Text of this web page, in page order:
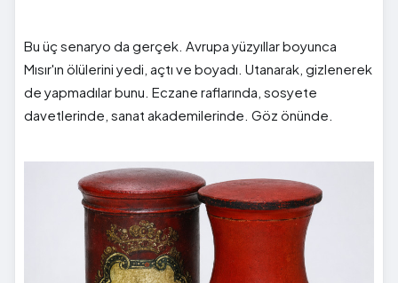
Bu üç senaryo da gerçek. Avrupa yüzyıllar boyunca
Mısır'ın ölülerini yedi, açtı ve boyadı. Utanarak, gizlenerek
de yapmadılar bunu. Eczane raflarında, sosyete
davetlerinde, sanat akademilerinde. Göz önünde.